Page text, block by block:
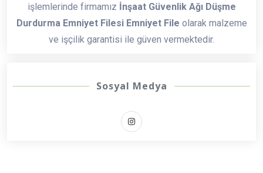
işlemlerinde firmamız İnşaat Güvenlik Ağı Düşme
Durdurma Emniyet Filesi Emniyet File olarak malzeme
ve işçilik garantisi ile güven vermektedir.
Sosyal Medya